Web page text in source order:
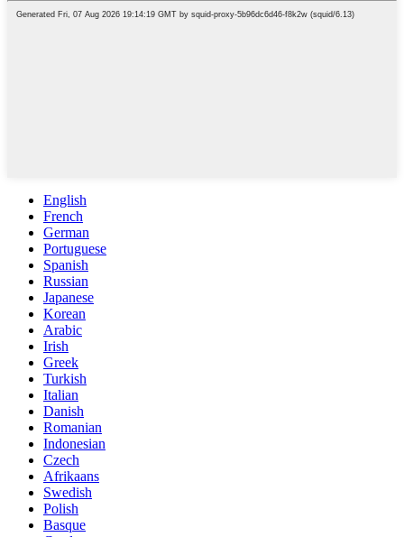
English
French
German
Portuguese
Spanish
Russian
Japanese
Korean
Arabic
Irish
Greek
Turkish
Italian
Danish
Romanian
Indonesian
Czech
Afrikaans
Swedish
Polish
Basque